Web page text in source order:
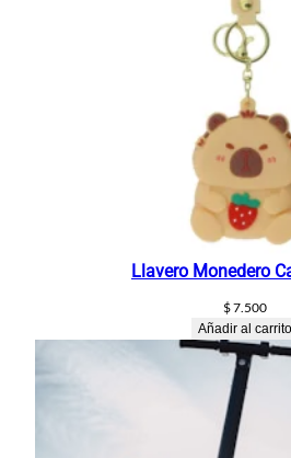
Llavero Monedero
$7.500
Añadir al carrito